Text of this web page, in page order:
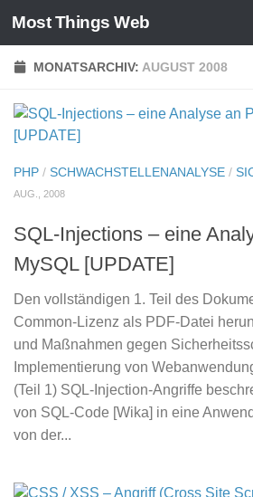
Zum Inhalt springen
Most Things Web
MONATSARCHIV: AUGUST 2008
PHP / SCHWACHSTELLENANALYSE /
AUG., 2008
SQL-Injections – eine
MySQL [UPDATE]
Den vollständigen 1. Teil des
Common-Lizenz als PDF-Datei
und Maßnahmen gegen
Implementierung von
(Teil 1) SQL-Injection-Angriffe
von SQL-Code [Wika] in eine
von der...